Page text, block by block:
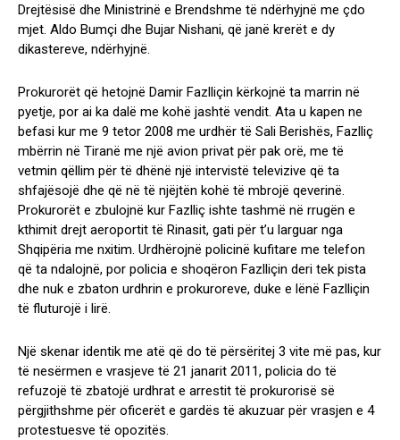
Drejtësisë dhe Ministrinë e Brendshme të ndërhyjnë me çdo
mjet. Aldo Bumçi dhe Bujar Nishani, që janë krerët e dy
dikastereve, ndërhyjnë.
Prokurorët që hetojnë Damir Fazlliçin kërkojnë ta marrin në
pyetje, por ai ka dalë me kohë jashtë vendit. Ata u kapen ne
befasi kur me 9 tetor 2008 me urdhër të Sali Berishës, Fazlliç
mbërrin në Tiranë me një avion privat për pak orë, me të
vetmin qëllim për të dhënë një intervistë televizive që ta
shfajësojë dhe që në të njëjtën kohë të mbrojë qeverinë.
Prokurorët e zbulojnë kur Fazlliç ishte tashmë në rrugën e
kthimit drejt aeroportit të Rinasit, gati për t’u larguar nga
Shqipëria me nxitim. Urdhërojnë policinë kufitare me telefon
që ta ndalojnë, por policia e shoqëron Fazlliçin deri tek pista
dhe nuk e zbaton urdhrin e prokuroreve, duke e lënë Fazlliçin
të fluturojë i lirë.
Një skenar identik me atë që do të përsëritej 3 vite më pas, kur
të nesërmen e vrasjeve të 21 janarit 2011, policia do të
refuzojë të zbatojë urdhrat e arrestit të prokurorisë së
përgjithshme për oficerët e gardës të akuzuar për vrasjen e 4
protestuesve të opozitës.